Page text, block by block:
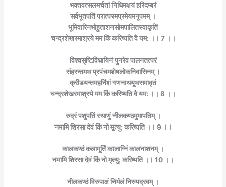
भक्तवत्सलमर्चतां निधिमक्षयं हरिदम्बरं
सर्वभूतपतिं परात्परमप्रमेयमनूपमम् ।
भूमिवारिनभोहुताशनसोमपालितस्वाकृतिं
चन्द्रशेखरमाश्रये मम किं करिष्यति वै यम: ।। 7 ।।
विश्वसृष्टिविधायिनं पुनरेव पालनतत्परं
संहरन्तमथ प्रपंचमशेषलोकनिवासिनम् ।
क्रीडयन्तमहर्निशं गणनाथयूथसमावृतं
चन्द्रशेखरमाश्रये मम किं करिष्यति वै यम: ।। 8 ।।
रुद्रं पशुपतिं स्थाणुं नीलकण्ठमुमापतिम् ।
नमामि शिरसा देवं किं नो मृत्यु: करिष्यति ।। 9 ।।
कालकण्ठं कलामूर्तिं कालाग्निं कालनाशनम् ।
नमामि शिरसा देवं किं नो मृत्यु: करिष्यति ।। 10 ।।
नीलकण्ठं विरुपाक्षं निर्मलं निरुपद्रवम् ।